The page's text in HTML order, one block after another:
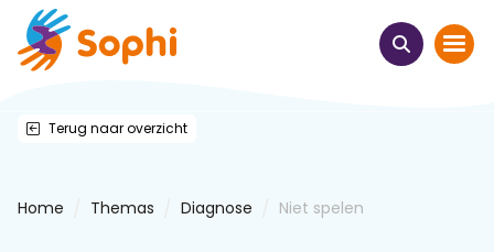
Thema's
Terug naar overzicht
Home Themas Diagnose Niet spelen